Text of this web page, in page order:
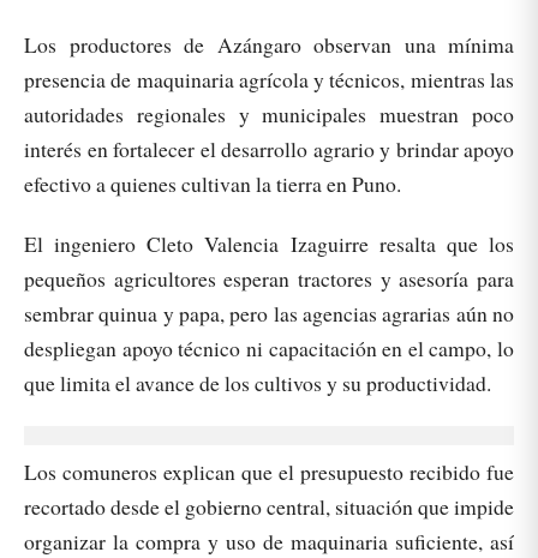
Los productores de Azángaro observan una mínima
presencia de maquinaria agrícola y técnicos, mientras las
autoridades regionales y municipales muestran poco
interés en fortalecer el desarrollo agrario y brindar apoyo
efectivo a quienes cultivan la tierra en Puno.
El ingeniero Cleto Valencia Izaguirre resalta que los
pequeños agricultores esperan tractores y asesoría para
sembrar quinua y papa, pero las agencias agrarias aún no
despliegan apoyo técnico ni capacitación en el campo, lo
que limita el avance de los cultivos y su productividad.
Los comuneros explican que el presupuesto recibido fue
recortado desde el gobierno central, situación que impide
organizar la compra y uso de maquinaria suficiente, así